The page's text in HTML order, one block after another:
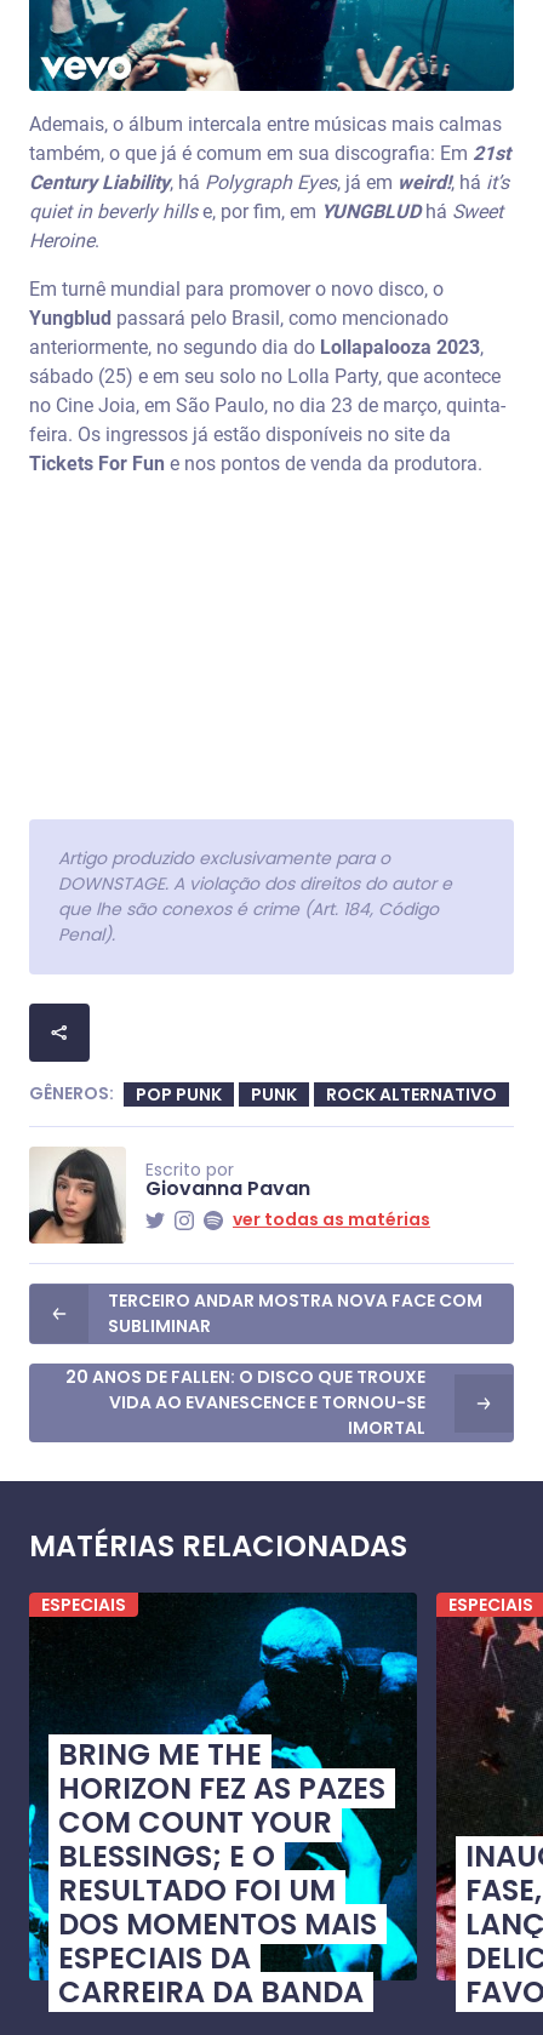
Ademais, o álbum intercala entre músicas mais calmas
também, o que já é comum em sua discografia: Em 21st
Century Liability, há Polygraph Eyes, já em weird!, há it’s
quiet in beverly hillse, por fim, em YUNGBLUDhá Sweet
Heroine.
Em turnê mundial para promover o novo disco, o
Yungblud passará pelo Brasil, como mencionado
anteriormente, no segundo dia do Lollapalooza 2023,
sábado (25) e em seu solo no Lolla Party, que acontece
no Cine Joia, em São Paulo, no dia 23 de março, quinta-
feira. Os ingressos já estão disponíveis no site da
Tickets For Fun e nos pontos de venda da produtora.
Artigo produzido exclusivamente para o
DOWNSTAGE. A violação dos direitos do autor e
que lhe são conexos é crime (Art. 184, Código
Penal).
GÊNEROS: POP PUNK PUNK ROCK ALTERNATIVO
Escrito por
Giovanna Pavan
ver todas as matérias
TERCEIRO ANDAR MOSTRA NOVA FACE COM
SUBLIMINAR
20 ANOS DE FALLEN: O DISCO QUE TROUXE
VIDA AO EVANESCENCE E TORNOU-SE
IMORTAL
MATÉRIAS RELACIONADAS
ESPECIAIS
BRING ME THE
HORIZON FEZ AS PAZES
COM COUNT YOUR
BLESSINGS; E O
RESULTADO FOI UM
DOS MOMENTOS MAIS
ESPECIAIS DA
CARREIRA DA BANDA
ESPECIAIS